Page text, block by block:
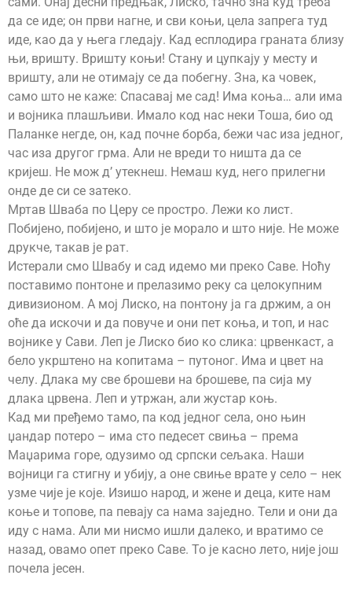
да се иде; он први нагне, и сви коњи, цела запрега туд
иде, као да у њега гледају. Кад есплодира граната близу
њи, вришту. Вришту коњи! Стану и цупкају у месту и
вришту, али не отимају се да побегну. Зна, ка човек,
само што не каже: Спасавај ме сад! Има коња… али има
и војника плашљиви. Имало код нас неки Тоша, био од
Паланке негде, он, кад почне борба, бежи час иза једног,
час иза другог грма. Али не вреди то ништа да се
кријеш. Не мож д’ утекнеш. Немаш куд, него прилегни
онде де си се затеко.
Мртав Шваба по Церу се простро. Лежи ко лист.
Побијено, побијено, и што је морало и што није. Не може
друкче, такав је рат.
Истерали смо Швабу и сад идемо ми преко Саве. Ноћу
поставимо понтоне и прелазимо реку са целокупним
дивизионом. А мој Лиско, на понтону ја га држим, а он
оће да искочи и да повуче и они пет коња, и топ, и нас
војнике у Сави. Леп је Лиско био ко слика: црвенкаст, а
бело укрштено на копитама – путоног. Има и цвет на
челу. Длака му све брошеви на брошеве, па сија му
длака црвена. Леп и утржан, али жустар коњ.
Кад ми пређемо тамо, па код једног села, оно њин
џандар потеро – има сто педесет свиња – према
Маџарима горе, одузимо од српски сељака. Наши
војници га стигну и убију, а оне свиње врате у село – нек
узме чије је које. Изишо народ, и жене и деца, ките нам
коње и топове, па певају са нама заједно. Тели и они да
иду с нама. Али ми нисмо ишли далеко, и вратимо се
назад, овамо опет преко Саве. То је касно лето, није још
почела јесен.